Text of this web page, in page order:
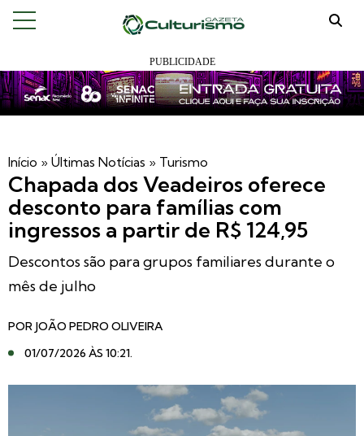
Início » Últimas Notícias » Turismo
Chapada dos Veadeiros oferece
desconto para famílias com
ingressos a partir de R$ 124,95
Descontos são para grupos familiares durante o
mês de julho
POR JOÃO PEDRO OLIVEIRA
01/07/2026 ÀS 10:21.